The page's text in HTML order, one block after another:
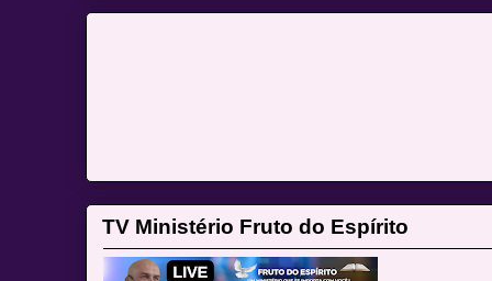
TV Ministério Fruto do Espírito